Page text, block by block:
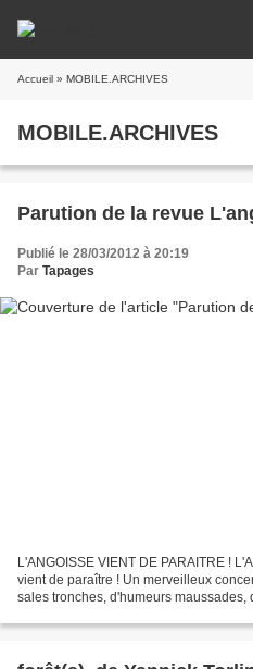
Accueil » MOBILE.ARCHIVES
MOBILE.ARCHIVES
Parution de la revue
Publié le 28/03/2012 à 20:19
Par Tapages
L'ANGOISSE VIENT DE PARAITRE !
vient de paraître ! Un merveilleux
sales tronches, d'humeurs